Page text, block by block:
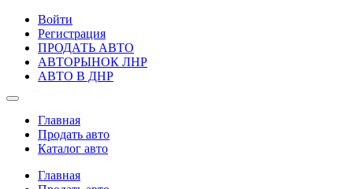
Войти
Регистрация
ПРОДАТЬ АВТО
АВТОРЫНОК ЛНР
АВТО В ДНР
Главная
Продать авто
Каталог авто
Главная